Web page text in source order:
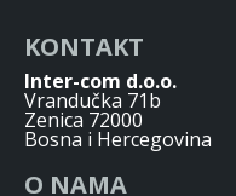
KONTAKT
Inter-com d.o.o.
Vrandučka 71b
Zenica 72000
Bosna i Hercegovina
O NAMA